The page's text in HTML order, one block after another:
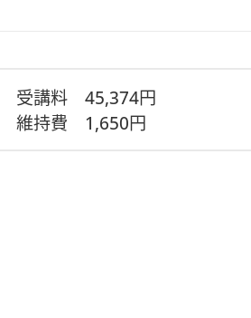
受講料45,374円
維持費 1,650円